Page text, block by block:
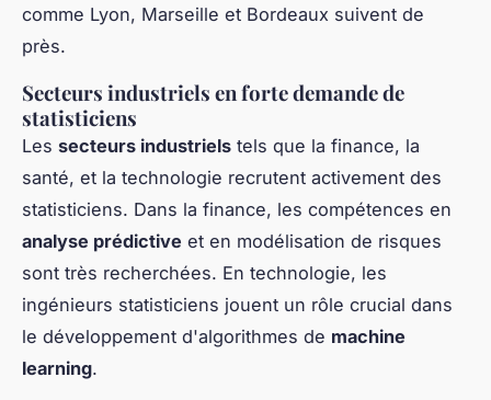
comme Lyon, Marseille et Bordeaux suivent de
près.
Secteurs industriels en forte demande de
statisticiens
Les secteurs industriels tels que la finance, la
santé, et la technologie recrutent activement des
statisticiens. Dans la finance, les compétences en
analyse prédictive et en modélisation de risques
sont très recherchées. En technologie, les
ingénieurs statisticiens jouent un rôle crucial dans
le développement d'algorithmes de machine
learning.